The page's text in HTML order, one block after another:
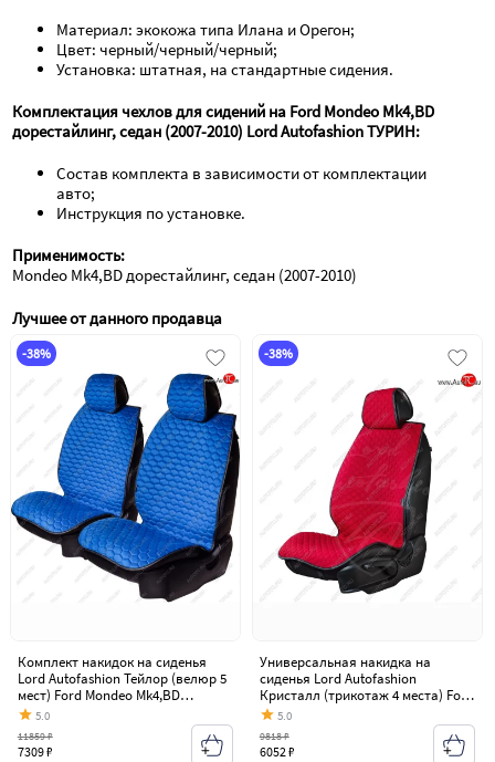
Материал: экокожа типа Илана и Орегон;
Цвет: черный/черный/черный;
Установка: штатная, на стандартные сидения.
Комплектация чехлов для сидений на Ford Mondeo Mk4,BD
дорестайлинг, седан (2007-2010) Lord Autofashion ТУРИН:
Состав комплекта в зависимости от комплектации
авто;
Инструкция по установке.
Применимость:
Mondeo Mk4,BD дорестайлинг, седан (2007-2010)
Лучшее от данного продавца
-38%
Комплект накидок на сиденья
Lord Autofashion Тейлор (велюр 5
мест) Ford Mondeo Mk4,BD
дорестайлинг, седан (2007-2010)
5.0
7309 ₽
11859 ₽
-38%
Универсальная накидка на
сиденья Lord Autofashion
Кристалл (трикотаж 4 места) Ford
Mondeo Mk4,BD дорестайлинг,
5.0
6052 ₽
9818 ₽